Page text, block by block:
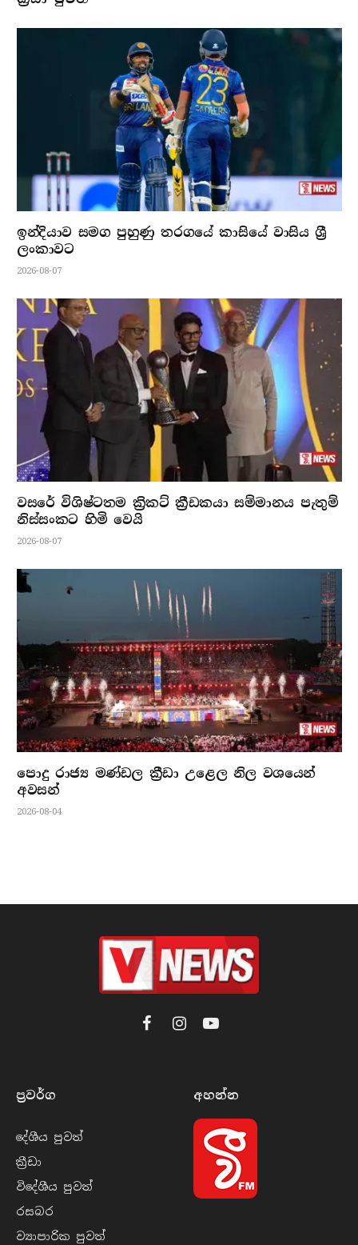
ඉන්දියාව සමග පුහුණු තරගයේ කාසියේ වාසිය ශ්‍රී
ලංකාවට
2026-08-07
වසරේ විශිෂ්ටතම ක්‍රිකට් ක්‍රීඩකයා සම්මානය පැතුම්
නිස්සංකට හිමි වෙයි
2026-08-07
පොදු රාජ්‍ය මණ්ඩල ක්‍රීඩා උළෙල නිල වශයෙන්
අවසන්
2026-08-04
FacebookInstagramYouTube
ප්‍රවර්​ග
දේශීය පුව​ත්
ක්‍රී​ඩා
විදේශීය පුව​ත්
රසබ​ර
ව්‍යාපාරික පුව​ත්
අහන්​න